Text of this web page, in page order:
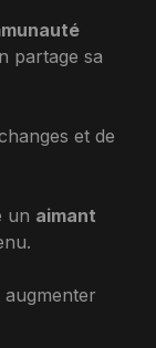
partage sa
et de
un aimant
augmenter